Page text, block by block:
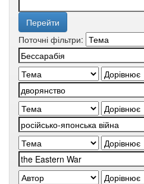
Поточні фільтри: